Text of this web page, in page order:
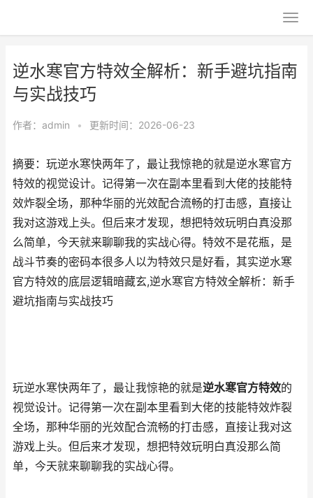
逆水寒官方特效全解析：新手避坑指南
与实战技巧
作者： admin • 更新时间：2026-06-23
摘要：玩逆水寒快两年了，最让我惊艳的就是逆水寒官方
特效的视觉设计。记得第一次在副本里看到大佬的技能特
效炸裂全场，那种华丽的光效配合流畅的打击感，直接让
我对这游戏上头。但后来才发现，想把特效玩明白真没那
么简单，今天就来聊聊我的实战心得。特效不是花瓶，是
战斗节奏的密码本很多人以为特效只是好看，其实逆水寒
官方特效的底层逻辑暗藏玄,逆水寒官方特效全解析：新手
避坑指南与实战技巧
玩逆水寒快两年了，最让我惊艳的就是逆水寒官方特效的
视觉设计。记得第一次在副本里看到大佬的技能特效炸裂
全场，那种华丽的光效配合流畅的打击感，直接让我对这
游戏上头。但后来才发现，想把特效玩明白真没那么简
单，今天就来聊聊我的实战心得。